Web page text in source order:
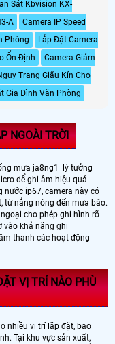
đủ màu. Tích hợp cảm biến PIR
Sát Kbvision KX-
A
Camera IP Speed
Phòng
Lắp Đặt Camera
Ổn Định
Camera Giám
Trang Giấu Kín Cho
Gia Đình Văn Phòng
NGOÀI TRỜI
mưa ja8ng1 lý tưởng
để ghi âm hiệu quả
nước ip67, camera này có
từ nắng nóng đến mưa bão.
cho phép ghi hình rõ
vào khả năng ghi
thanh các hoạt động
VỊ TRÍ NÀO PHÙ
nhiều vị trí lắp đặt, bao
Tại khu vực sản xuất,